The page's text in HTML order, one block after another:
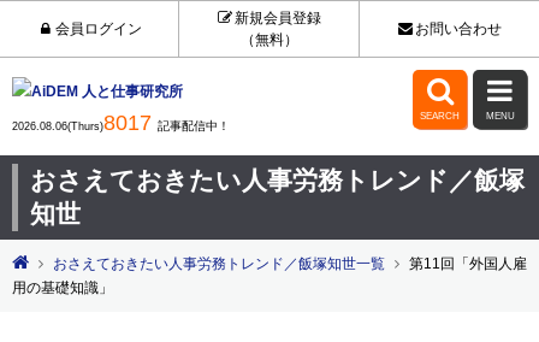
会員ログイン
新規会員登録
（無料）
お問い合わせ
2026.08.06(Thurs)8017 記事配信中！

SEARCH

MENU
おさえておきたい人事労務トレンド／飯塚
知世
おさえておきたい人事労務トレンド／飯塚知世一覧
第11回「外国人雇
用の基礎知識」